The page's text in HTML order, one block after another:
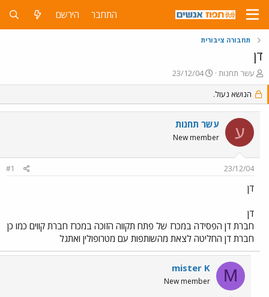
התחבר הירשם
תחבורה ציבורית
דן
פ
ו
ת
ח
נ
ו
א
עשר תחנות
פ
ו
ס
ב
ת
ר
23/12/04
הנושא נעול.
ע עשר תחנות
New member
23/12/04
#1
דן
דן
חברת דן הפסידה במכרז של פתח תקווה הזוכה במכרז חברת קווים כמו כן
חברת דן החליטה לצאת מהשותפות עם מטרופולין ואתגל
M
mister K
New member